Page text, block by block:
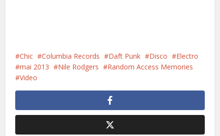
Chic Columbia Records Daft Punk Disco
Electro
mai 2013
Nile Rodgers
Random Access Memories
Video